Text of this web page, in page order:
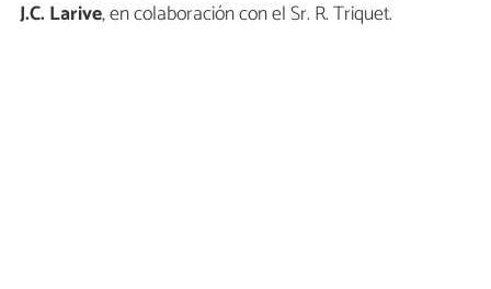
J.C. Larive, en colaboración con el Sr. R. Triquet.